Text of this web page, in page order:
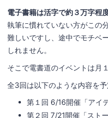
電子書籍は活字で約３万字程
執筆に慣れていない方がこの
難しいですし、途中でモチベ
しれません。
そこで電書道のイベントは月
全3回は以下のような内容を予
第１回 6/16開催「アイ
第２回 7/21開催「スト